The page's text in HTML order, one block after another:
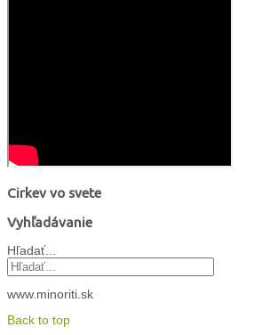
Cirkev vo svete
Vyhľadávanie
Hľadať...
www.minoriti.sk
Back to top